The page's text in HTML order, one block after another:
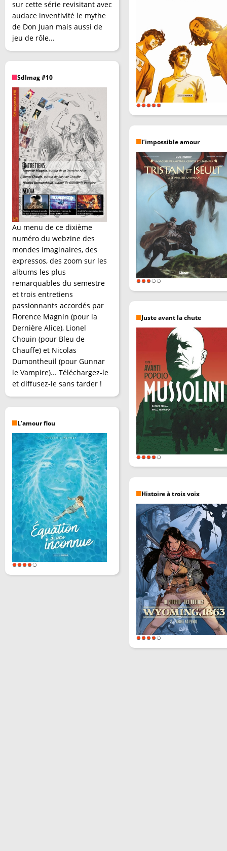
sur cette série revisitant avec
audace inventivité le mythe
de Don Juan mais aussi de
jeu de rôle...
SdImag #10
Au menu de ce dixième
numéro du webzine des
mondes imaginaires, des
expressos, des zoom sur les
albums les plus
remarquables du semestre
et trois entretiens
passionnants accordés par
Florence Magnin (pour la
Dernière Alice), Lionel
Chouin (pour Bleu de
Chauffe) et Nicolas
Dumontheuil (pour Gunnar
le Vampire)... Téléchargez-le
et diffusez-le sans tarder !
L’amour flou
l’impossible amour
Juste avant la chute
Histoire à trois voix